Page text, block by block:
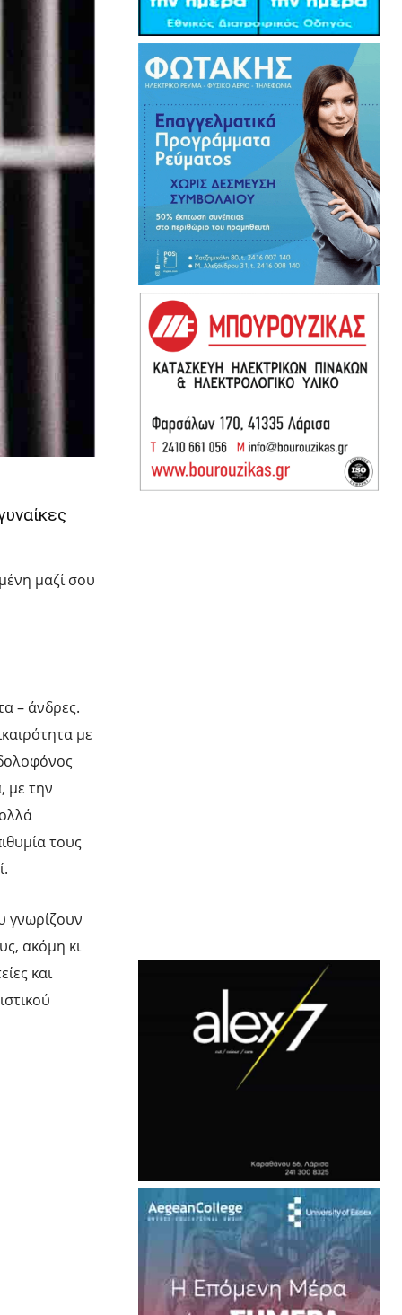
μαζί σου
– άνδρες.
με
με την
τους
γνωρίζουν
ακόμη κι
και